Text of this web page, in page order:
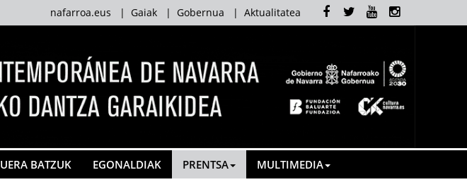
Facebook
TwitterYoutubeInstagram
nafarroa.eus | Gaiak | Gobernua | Aktualitatea
BATZUK EGONALDIAK PRENTSA MULTIMEDIA